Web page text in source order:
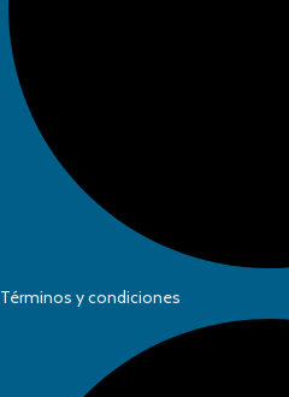
Términos y condiciones